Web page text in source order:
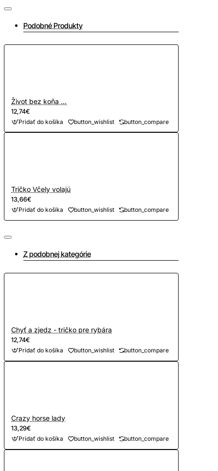
Podobné Produkty
Život bez koňa ...
12,74€
Pridať do košíka button_wishlist button_compare
Tričko Včely volajú
13,66€
Pridať do košíka button_wishlist button_compare
Z podobnej kategórie
Chyť a zjedz - tričko pre rybára
12,74€
Pridať do košíka button_wishlist button_compare
Crazy horse lady
13,29€
Pridať do košíka button_wishlist button_compare